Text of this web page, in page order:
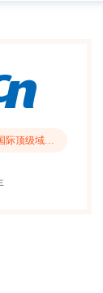
.cn域名是由我国管理的国际顶级域名，是中国自己的互联网标识，cn一般代表中国